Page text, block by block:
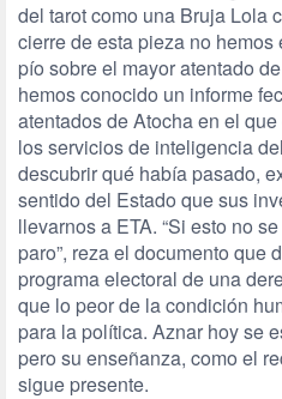
del tarot como una Bruja Lola
cierre de esta pieza no
pío sobre el mayor atentado
hemos conocido un informe
atentados de Atocha en el
los servicios de inteligencia
descubrir qué había pasado,
sentido del Estado que sus
llevarnos a ETA. “Si esto no
paro”, reza el documento que
programa electoral de una
que lo peor de la condición
para la política. Aznar hoy se
pero su enseñanza, como el
sigue presente.